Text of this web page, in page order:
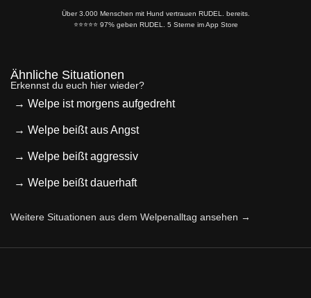
Über 3.000 Menschen mit Hund vertrauen RUDEL. bereits.
⭐️⭐️⭐️⭐️⭐️ 97% geben RUDEL. 5 Sterne im App Store
Ähnliche Situationen
Erkennst du euch hier wieder?
→ Welpe ist morgens aufgedreht
→ Welpe beißt aus Angst
→ Welpe beißt aggressiv
→ Welpe beißt dauerhaft
Weitere Situationen aus dem Welpenalltag ansehen →